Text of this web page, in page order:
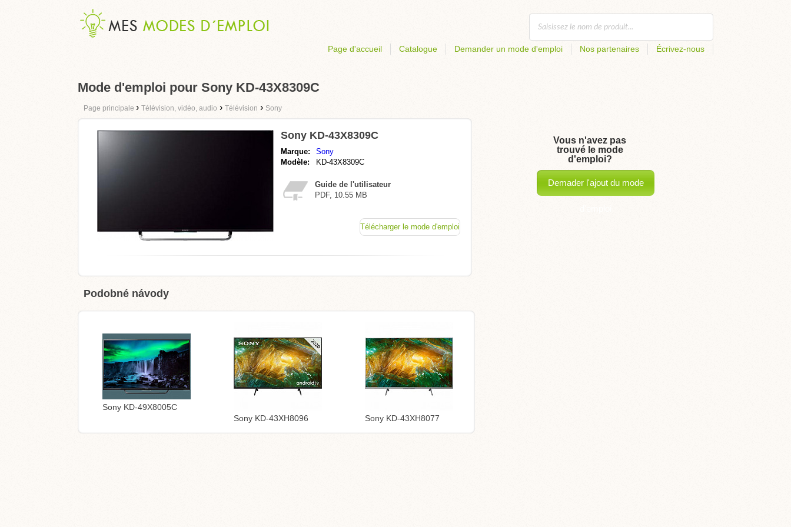
Page d'accueil Catalogue Demander un mode d'emploi Nos partenaires Écrivez-nous
Mode d'emploi pour Sony KD-43X8309C
Page principale › Télévision, vidéo, audio › Télévision › Sony
Sony KD-43X8309C
Marque:
Sony
Modèle:
KD-43X8309C
Guide de l'utilisateur
PDF, 10.55 MB
Télécharger le mode d'emploi
Podobné návody
Sony KD-49X8005C
Sony KD-43XH8096
Sony KD-43XH8077
Vous n'avez pas
trouvé le mode
d'emploi?
Demader l'ajout du mode